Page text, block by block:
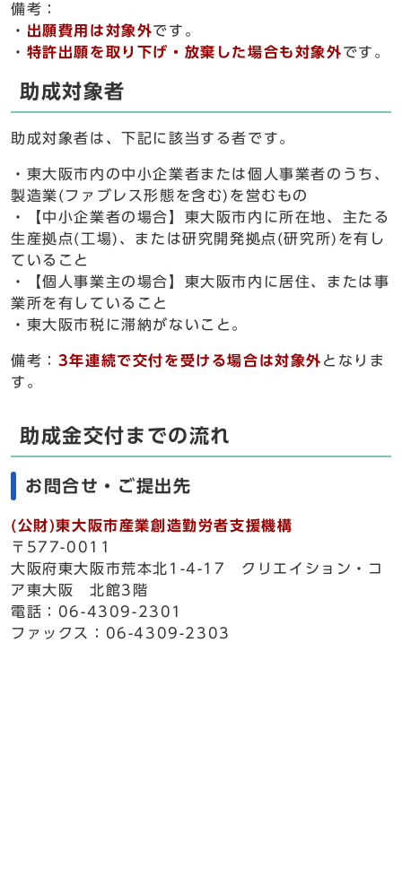
備考：
・ 出願費用は対象外です。
・ 特許出願を取り下げ・放棄した場合も対象外です。
助成対象者
助成対象者は、下記に該当する者です。
・東大阪市内の中小企業者または個人事業者のうち、
製造業(ファブレス形態を含む)を営むもの
・【中小企業者の場合】東大阪市内に所在地、主たる
生産拠点(工場)、または研究開発拠点(研究所)を有し
ていること
・【個人事業主の場合】東大阪市内に居住、または事
業所を有していること
・東大阪市税に滞納がないこと。
備考： 3年連続で交付を受ける場合は対象外 となりま
す。
助成金交付までの流れ
お問合せ・ご提出先
(公財)東大阪市産業創造勤労者支援機構
〒577-0011
大阪府東大阪市荒本北1-4-17 クリエイション・コ
ア東大阪 北館3階
電話：06-4309-2301
ファックス：06-4309-2303